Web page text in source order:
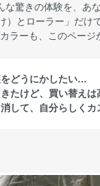
な驚きの体験を、あ
）とローラー」だけ
ラーも、このペー
をどうにかしたい…
きたけど、買い替え
消して、自分らしく